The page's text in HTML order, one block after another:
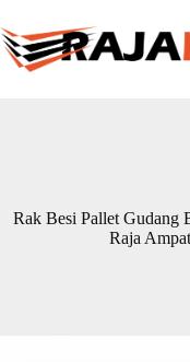
to
content
Rak Besi Pallet Gudang
Raja